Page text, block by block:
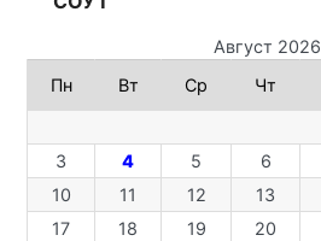
Август 2026
Пн
Вт Ср Чт
3
4 5 6
10
11 12 13
17
18 19 20